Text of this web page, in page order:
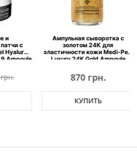
с
Ампульная сыворотка с
золотом 24К для
эластичности кожи Medi-Peel
Luxury 24K Gold Ampoule
870 грн.
КУПИТЬ